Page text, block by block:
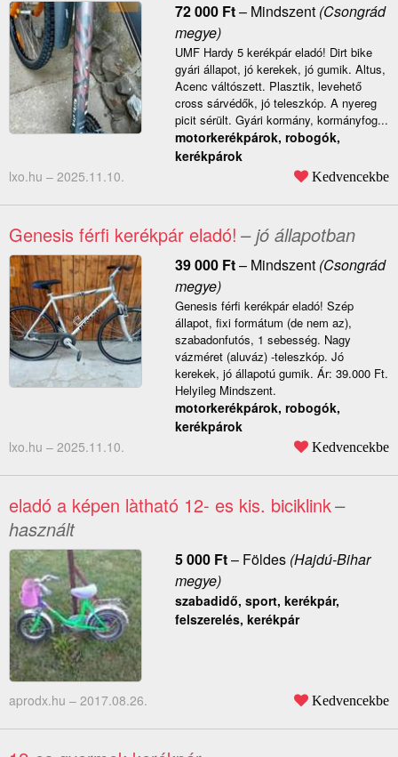
72 000 Ft– Mindszent(Csongrád
megye)
UMF Hardy 5 kerékpár eladó! Dirt bike
gyári állapot, jó kerekek, jó gumik. Altus,
Acenc váltószett. Plasztik, levehető
cross sárvédők, jó teleszkóp. A nyereg
picit sérült. Gyári kormány, kormányfog...
motorkerékpárok, robogók,
kerékpárok
lxo.hu – 2025.11.10. Kedvencekbe
Genesis férfi kerékpár eladó! – jó állapotban
39 000 Ft– Mindszent(Csongrád
megye)
Genesis férfi kerékpár eladó! Szép
állapot, fixi formátum (de nem az),
szabadonfutós, 1 sebesség. Nagy
vázméret (aluváz) -teleszkóp. Jó
kerekek, jó állapotú gumik. Ár: 39.000 Ft.
Helyileg Mindszent.
motorkerékpárok, robogók,
kerékpárok
lxo.hu – 2025.11.10. Kedvencekbe
eladó a képen làtható 12- es kis. biciklink–
használt
5 000 Ft– Földes(Hajdú-Bihar
megye)
szabadidő, sport, kerékpár,
felszerelés, kerékpár
aprodx.hu – 2017.08.26. Kedvencekbe